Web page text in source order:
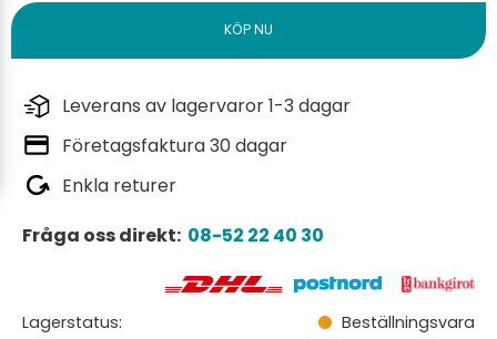
Leverans av lagervaror 1-3 dagar
Företagsfaktura 30 dagar
Enkla returer
Fråga oss direkt: 08-52 22 40 30
Lagerstatus Beställningsvara